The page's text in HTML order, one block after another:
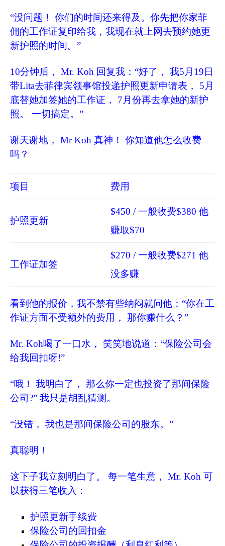
“没问题！ 你们的时间还来得及。你先把你家菲
佣的工作证复印给我，我现在就上网去预约她更
新护照的时间。”
10分钟后， Mr. Koh 回复我：“好了， 我5月19日
带Lita去菲律宾领事馆投递护照更新申请表， 5月
底替她加签她的工作证， 7月份再去拿她的新护
照。 一切搞定。”
谢天谢地， Mr Koh 真神！ 你知道他怎么收费
吗？
项目 费用
护照更新
$450 / 一般收费$380 他
赚取$70
工作证加签
$270 / 一般收费$271 他
没多赚
看到他的报价，我不禁有些纳闷就问他：“你在工
作证方面不受额外的费用， 那你赚什么？”
Mr. Koh喝了一口水， 笑笑地说道：“保险公司会
给我回扣呀!”
“哦！ 我明白了， 那么你一定也投资了那间保险
公司?” 我只是胡乱猜测。
“没错， 我也是那间保险公司的股东。”
真聪明！
这下子我立刻明白了。 每一笔生意， Mr. Koh 可
以获得三笔收入：
护照更新手续费
保险公司的回扣金